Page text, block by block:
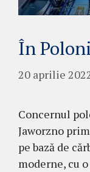
În
20 aprilie
Concernul
Jaworzno
pe bază de
moderne, cu